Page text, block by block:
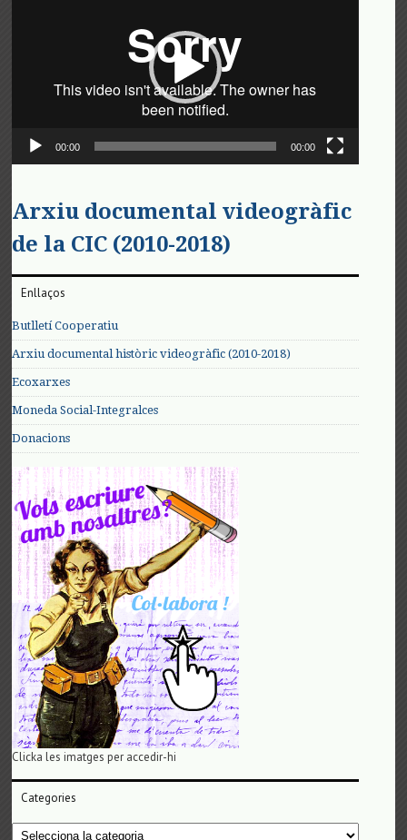
00:00 00:00
Arxiu documental videogràfic
de la CIC (2010-2018)
Enllaços
Butlletí Cooperatiu
Arxiu documental històric videogràfic (2010-2018)
Ecoxarxes
Moneda Social-Integralces
Donacions
Clicka les imatges per accedir-hi
Categories
Categories